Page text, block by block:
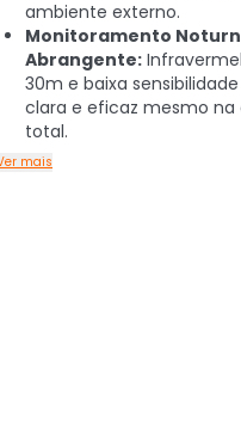
ambiente externo.
Monitoramento
Abrangente:
30m e baixa
clara e eficaz mesmo na
total.
mais